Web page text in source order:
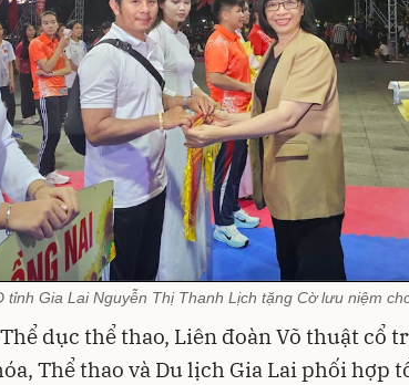
tỉnh Gia Lai Nguyễn Thị Thanh Lịch tặng Cờ lưu niệm
dục thể thao, Liên đoàn Võ thuật cổ
Thể thao và Du lịch Gia Lai phối hợp